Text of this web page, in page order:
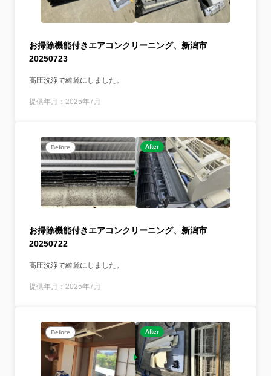
お掃除機能付きエアコンクリーニング、新潟市
20250723
高圧洗浄で綺麗にしました。
提供年月：2025年7月
Before After
お掃除機能付きエアコンクリーニング、新潟市
20250722
高圧洗浄で綺麗にしました。
提供年月：2025年7月
Before After